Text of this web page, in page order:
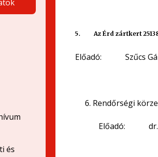
5. Az Érd zártkert 25138
Előadó: Szűcs
Rendőrségi
Előadó: dr.
és